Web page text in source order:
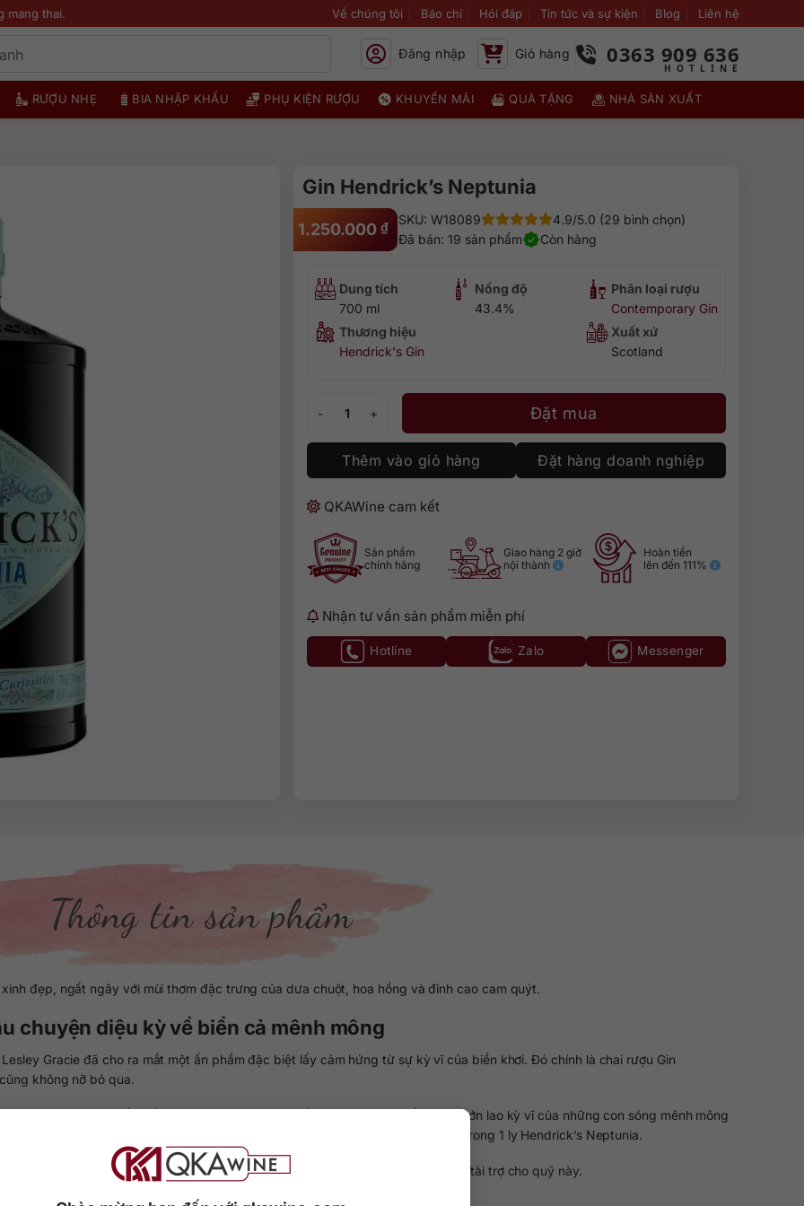
mang thai. Về chúng tôi Báo chí Hỏi đáp Tin tức và sự kiện Blog Liên hệ
Đăng nhập Giỏ hàng 0363 909 636
RƯỢU NHẸ BIA NHẬP KHẨU PHỤ KIỆN RƯỢU KHUYẾN MÃI QUÀ TẶNG NHÀ SẢN XUẤT
Gin Hendrick’s Neptunia
1.250.000 ₫ SKU: W18089
4.9/5.0 (29 bình chọn)
Đã bán: 19 sản phẩm
Còn hàng
Dung tích
700 ml
Nồng độ
43.4%
Phân loại rượu
Contemporary Gin
Thương hiệu
Hendrick's Gin
Xuất xứ
Scotland
Đặt mua
Thêm vào giỏ hàng Đặt hàng doanh nghiệp
QKAWine cam kết
Sản phẩm
chính hãng
Giao hàng 2 giờ
nội thành
Hoàn tiền
lên đến 111%
Nhận tư vấn sản phẩm miễn phí
Hotline Zalo Messenger
Thông tin sản phẩm
đẹp, ngất ngây với mùi thơm đặc trưng của dưa chuột, hoa hồng và đỉnh cao cam quýt.
chuyện diệu kỳ về biển cả mênh mông
Gracie đã cho ra mắt một ấn phẩm đặc biệt lấy cảm hứng từ sự kỳ vĩ của biển khơi. Đó chính là chai rượu Gin
không nỡ bỏ qua.
loài thực vật ven biển để làm nên một dòng GIN đầy cảm xúc. Nó thể hiện sự lớn lao kỳ vĩ của những con sóng mênh mông
thậm chí là những cơn bão khủng khiếp hằng năm đều được tái hiện rực rỡ trong 1 ly Hendrick’s Neptunia.
Seagrass nhằm tôn vinh hệ sinh thái biển cả, kêu gọi chung tay bảo vệ và tài trợ cho quỹ này.